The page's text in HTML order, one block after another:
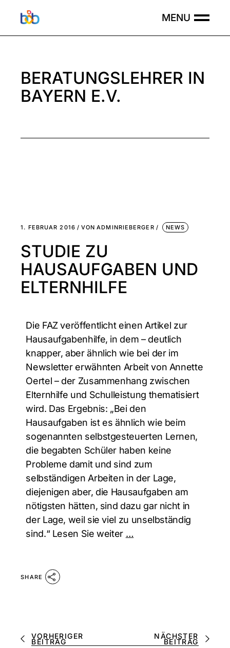
BERATUNGSLEHRER IN
BAYERN E.V.
1. FEBRUAR 2016 VON ADMINRIEBERGER NEWS
STUDIE ZU
HAUSAUFGABEN UND
ELTERNHILFE
Die FAZ veröffentlicht einen Artikel zur
Hausaufgabenhilfe, in dem – deutlich
knapper, aber ähnlich wie bei der im
Newsletter erwähnten Arbeit von Annette
Oertel – der Zusammenhang zwischen
Elternhilfe und Schulleistung thematisiert
wird. Das Ergebnis: „Bei den
Hausaufgaben ist es ähnlich wie beim
sogenannten selbstgesteuerten Lernen,
die begabten Schüler haben keine
Probleme damit und sind zum
selbständigen Arbeiten in der Lage,
diejenigen aber, die Hausaufgaben am
nötigsten hätten, sind dazu gar nicht in
der Lage, weil sie viel zu unselbständig
sind.“ Lesen Sie weiter …
SHARE
VORHERIGER
BEITRAG
NÄCHSTER
BEITRAG